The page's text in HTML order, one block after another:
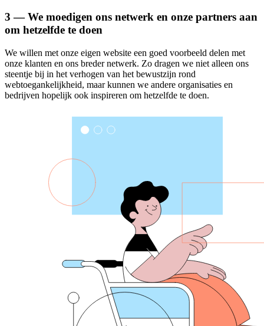
3 — We moedigen ons netwerk en onze partners aan
om hetzelfde te doen
We willen met onze eigen website een goed voorbeeld delen met
onze klanten en ons breder netwerk. Zo dragen we niet alleen ons
steentje bij in het verhogen van het bewustzijn rond
webtoegankelijkheid, maar kunnen we andere organisaties en
bedrijven hopelijk ook inspireren om hetzelfde te doen.